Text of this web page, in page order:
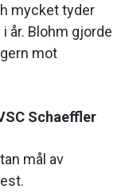
mycket tyder
år. Blohm gjorde
mot
Schaeffler
mål av